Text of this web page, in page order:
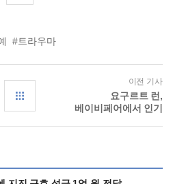
#트라우마
이전 기사
요구르트 런,
베이비페어에서 인기